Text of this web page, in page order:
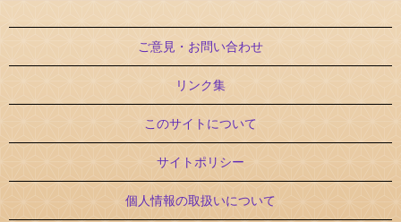
ご意見・お問い合わせ
リンク集
このサイトについて
サイトポリシー
個人情報の取扱いについて